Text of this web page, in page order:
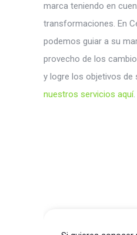
marca teniendo en
transformaciones. En
podemos guiar a su
provecho de los
y logre los objetivos de
nuestros servicios aquí.